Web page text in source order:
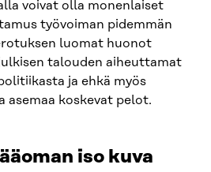
voivat olla monenlaiset
työvoiman pidemmän
luomat huonot
talouden aiheuttamat
ja ehkä myös
asemaa koskevat pelot.
iso kuva